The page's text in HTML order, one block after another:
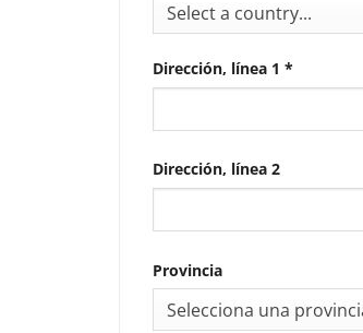
Select a country...
Dirección, línea 1 *
Dirección, línea 2
Provincia
Selecciona una